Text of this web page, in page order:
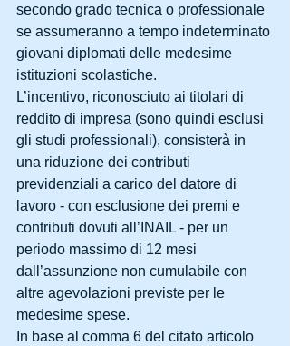
secondo grado tecnica o professionale
se assumeranno a tempo indeterminato
giovani diplomati delle medesime
istituzioni scolastiche.
L’incentivo, riconosciuto ai titolari di
reddito di impresa (sono quindi esclusi
gli studi professionali), consisterà in
una riduzione dei contributi
previdenziali a carico del datore di
lavoro - con esclusione dei premi e
contributi dovuti all’INAIL - per un
periodo massimo di 12 mesi
dall’assunzione non cumulabile con
altre agevolazioni previste per le
medesime spese.
In base al comma 6 del citato articolo